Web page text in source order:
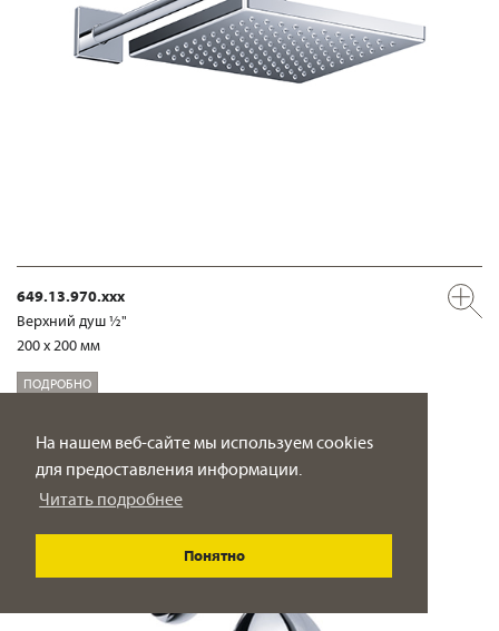
На нашем веб-сайте мы используем cookies
для предоставления информации.
Читать подробнее
Понятно
649.13.970.xxx
Верхний душ ½"
200 x 200 мм
ПОДРОБНО